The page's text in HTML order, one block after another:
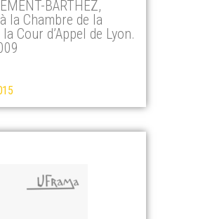
BARTHEZ,
la Chambre de la
Cour d’Appel de Lyon.